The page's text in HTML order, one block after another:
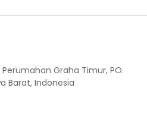
Perumahan Graha Timur, PO.
Barat, Indonesia